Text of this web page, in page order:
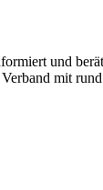
und
mit